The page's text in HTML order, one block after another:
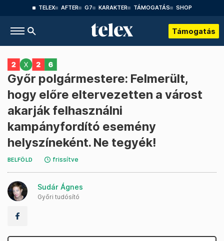
TELEX AFTER G7 KARAKTER TÁMOGATÁS SHOP
Támogatás
Győr polgármestere: Felmerült,
hogy előre eltervezetten a várost
akarják felhasználni
kampányfordító esemény
helyszíneként. Ne tegyék!
BELFÖLD frissítve
Sudár Ágnes
Győri tudósító